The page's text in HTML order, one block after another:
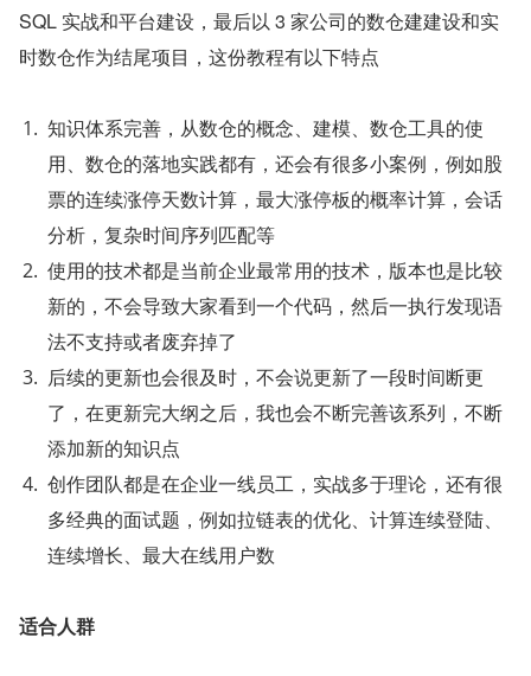
SQL 实战和平台建设，最后以 3 家公司的数仓建建设和实
时数仓作为结尾项目，这份教程有以下特点
知识体系完善，从数仓的概念、建模、数仓工具的使
用、数仓的落地实践都有，还会有很多小案例，例如股
票的连续涨停天数计算，最大涨停板的概率计算，会话
分析，复杂时间序列匹配等
使用的技术都是当前企业最常用的技术，版本也是比较
新的，不会导致大家看到一个代码，然后一执行发现语
法不支持或者废弃掉了
后续的更新也会很及时，不会说更新了一段时间断更
了，在更新完大纲之后，我也会不断完善该系列，不断
添加新的知识点
创作团队都是在企业一线员工，实战多于理论，还有很
多经典的面试题，例如拉链表的优化、计算连续登陆、
连续增长、最大在线用户数
适合人群